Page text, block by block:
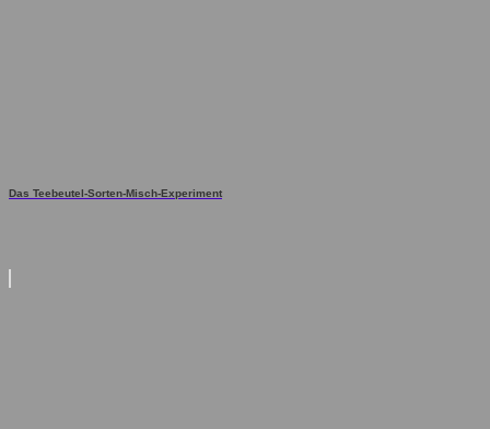
Das Teebeutel-Sorten-Misch-Experiment